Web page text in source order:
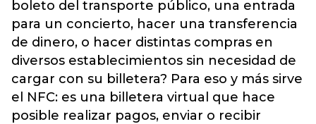
boleto del transporte público, una entrada
para un concierto, hacer una transferencia
de dinero, o hacer distintas compras en
diversos establecimientos sin necesidad de
cargar con su billetera? Para eso y más sirve
el NFC: es una billetera virtual que hace
posible realizar pagos, enviar o recibir